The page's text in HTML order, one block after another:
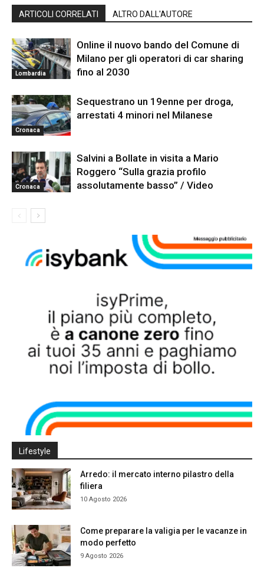
ARTICOLI CORRELATI ALTRO DALL'AUTORE
Lombardia
Online il nuovo bando del Comune di
Milano per gli operatori di car sharing
fino al 2030
Cronaca
Sequestrano un 19enne per droga,
arrestati 4 minori nel Milanese
Cronaca
Salvini a Bollate in visita a Mario
Roggero “Sulla grazia profilo
assolutamente basso” / Video
Lifestyle
Arredo: il mercato interno pilastro della
filiera
10 Agosto 2026
Come preparare la valigia per le vacanze in
modo perfetto
9 Agosto 2026